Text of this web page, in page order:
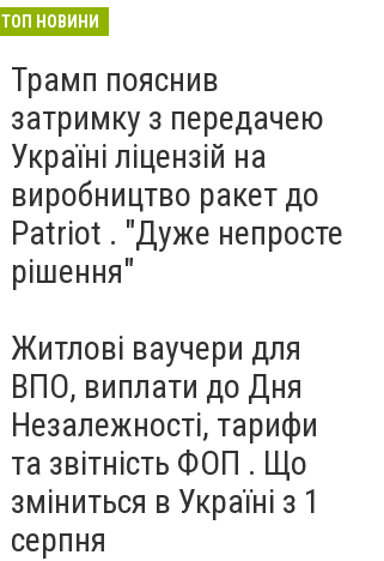
ТОП НОВИНИ
Трамп пояснив
затримку з передачею
Україні ліцензій на
виробництво ракет до
Patriot . "Дуже непросте
рішення"
Житлові ваучери для
ВПО, виплати до Дня
Незалежності, тарифи
та звітність ФОП . Що
зміниться в Україні з 1
серпня